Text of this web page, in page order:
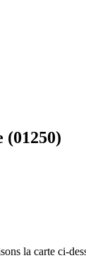
(01250)
la carte ci-